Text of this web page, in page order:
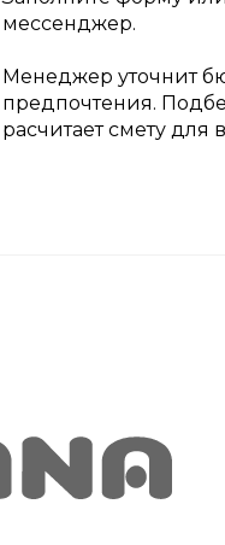
мессенджер.
Менеджер уточнит
предпочтения.
расчитает смету для